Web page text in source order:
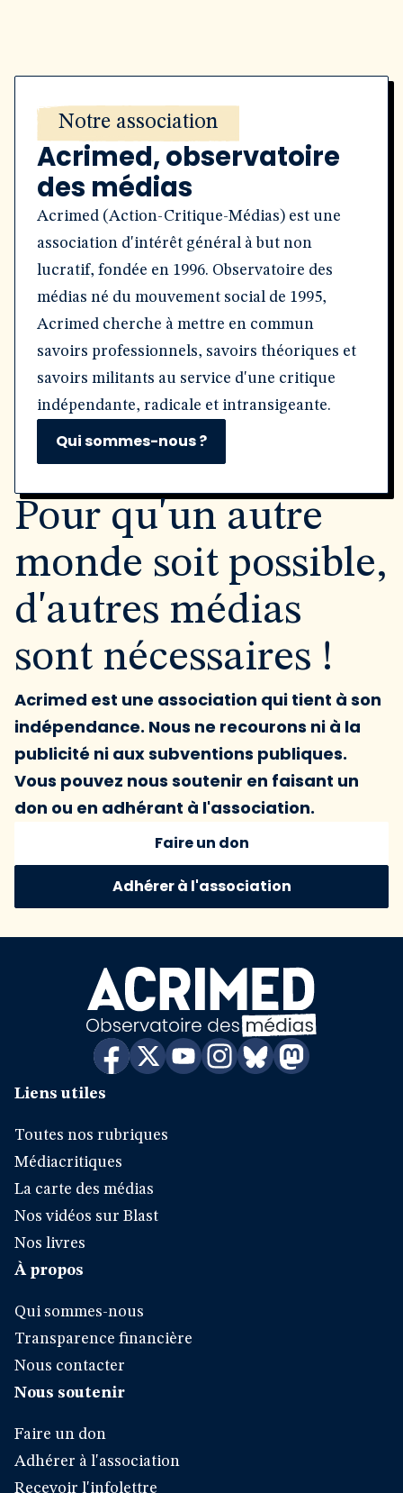
Notre association
Acrimed, observatoire
des médias
Acrimed (Action-Critique-Médias) est une
association d'intérêt général à but non
lucratif, fondée en 1996. Observatoire des
médias né du mouvement social de 1995,
Acrimed cherche à mettre en commun
savoirs professionnels, savoirs théoriques et
savoirs militants au service d'une critique
indépendante, radicale et intransigeante.
Qui sommes-nous ?
Pour qu'un autre
monde soit possible,
d'autres médias
sont nécessaires !
Acrimed est une association qui tient à son
indépendance. Nous ne recourons ni à la
publicité ni aux subventions publiques.
Vous pouvez nous soutenir en faisant un
don ou en adhérant à l'association.
Faire un don
Adhérer à l'association
Liens utiles
Toutes nos rubriques
Médiacritiques
La carte des médias
Nos vidéos sur Blast
Nos livres
À propos
Qui sommes-nous
Transparence financière
Nous contacter
Nous soutenir
Faire un don
Adhérer à l'association
Recevoir l'infolettre